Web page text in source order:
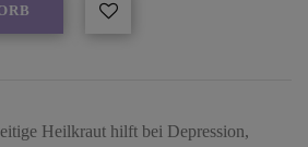
Heilkraut hilft bei Depression,